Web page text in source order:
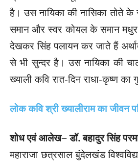
है। उस नायिका की नासिका तोते
समान और स्वर कोयल के समान
देखकर सिंह पलायन कर जाते हैं
से भी सुन्दर है। उस नायिका की
ख्याली कवि रात-दिन राधा-कृष्ण का
लोक कविश्री ख्यालीराम का जीवन
शोध एवं आलेख–डॉ. बहादुर सिंह
महाराजा छत्रसाल बुंदेलखंड